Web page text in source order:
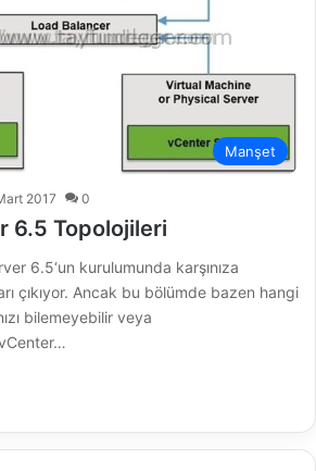
Manşet
2017 0
6.5 Topolojileri
6.5‘un kurulumunda karşınıza
çıkıyor. Ancak bu bölümde bazen hangi
bilemeyebilir veya